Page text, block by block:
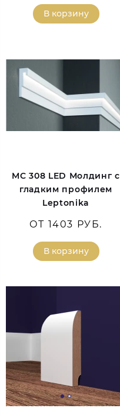
В корзину
MC 308 LED Молдинг с
гладким профилем
Leptonika
ОТ 1403 РУБ.
В корзину